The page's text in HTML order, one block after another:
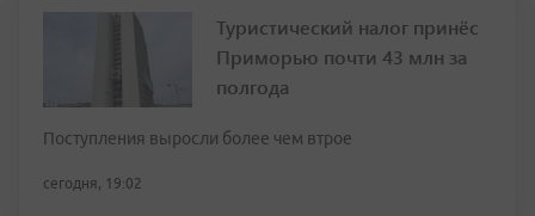
Туристический налог принёс
Приморью почти 43 млн за
полгода
Поступления выросли более чем втрое
сегодня, 19:02